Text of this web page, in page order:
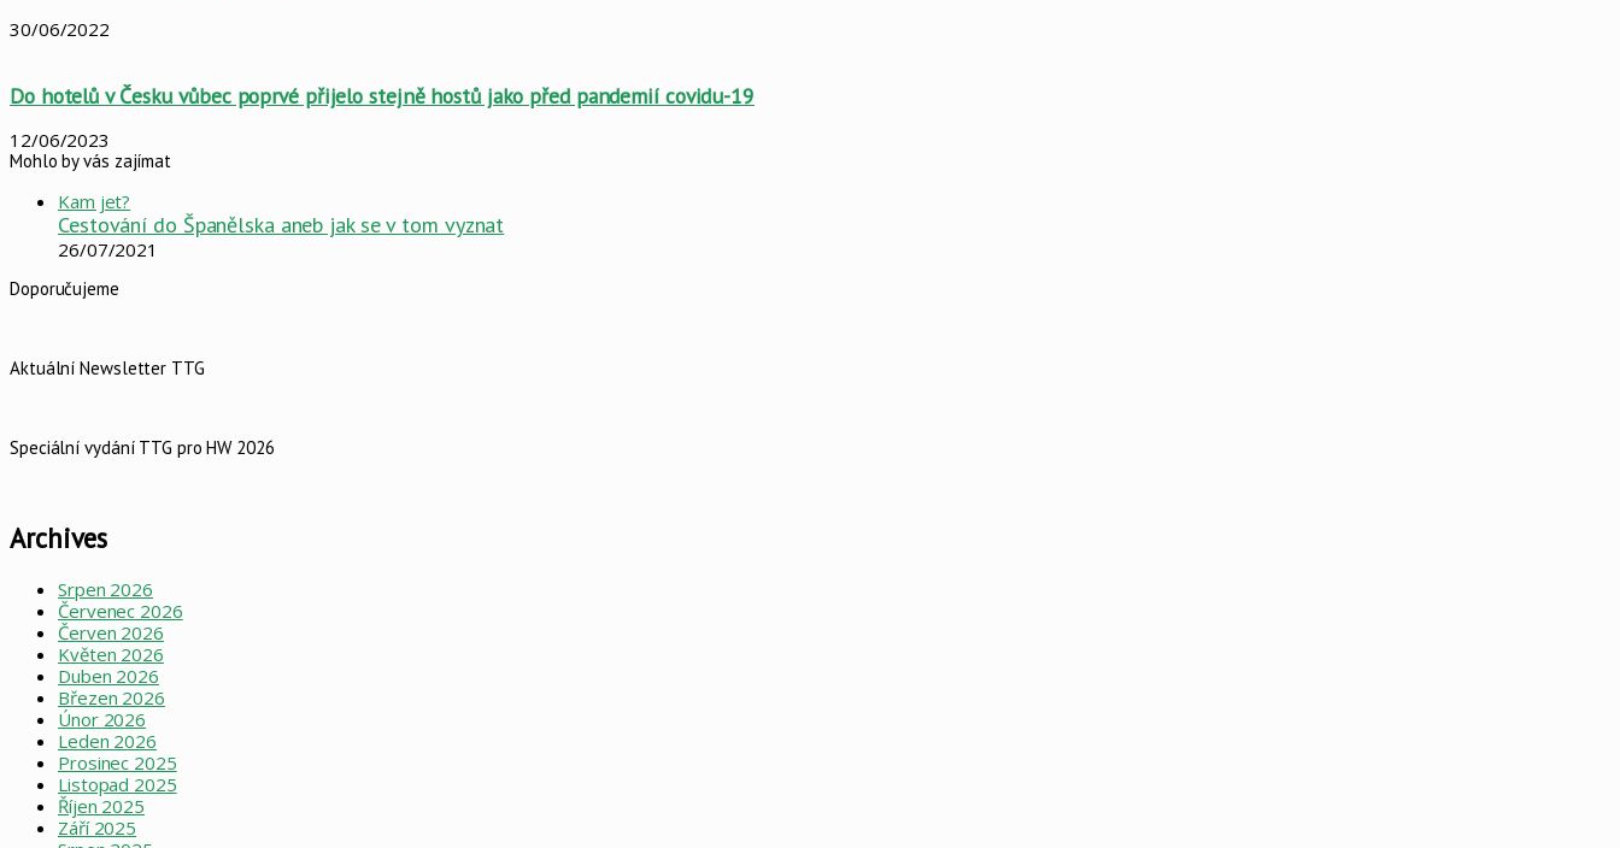
30/06/2022
Do hotelů v Česku vůbec poprvé přijelo stejně hostů jako před pandemií covidu-19
12/06/2023
Mohlo by vás zajímat
Kam jet?
Cestování do Španělska aneb jak se v tom vyznat
26/07/2021
Doporučujeme
Aktuální Newsletter TTG
Speciální vydání TTG pro HW 2026
Archives
Srpen 2026
Červenec 2026
Červen 2026
Květen 2026
Duben 2026
Březen 2026
Únor 2026
Leden 2026
Prosinec 2025
Listopad 2025
Říjen 2025
Září 2025